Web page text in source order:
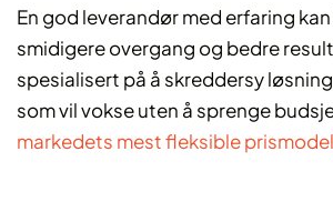
En god leverandør med erfaring
smidigere overgang og bedre
spesialisert på å skreddersy
som vil vokse uten å sprenge
markedets mest fleksible